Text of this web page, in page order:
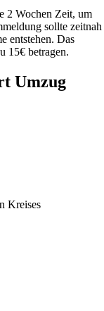
2 Wochen Zeit, um
sollte zeitnah
entstehen. Das
15€ betragen.
Umzug
Kreises